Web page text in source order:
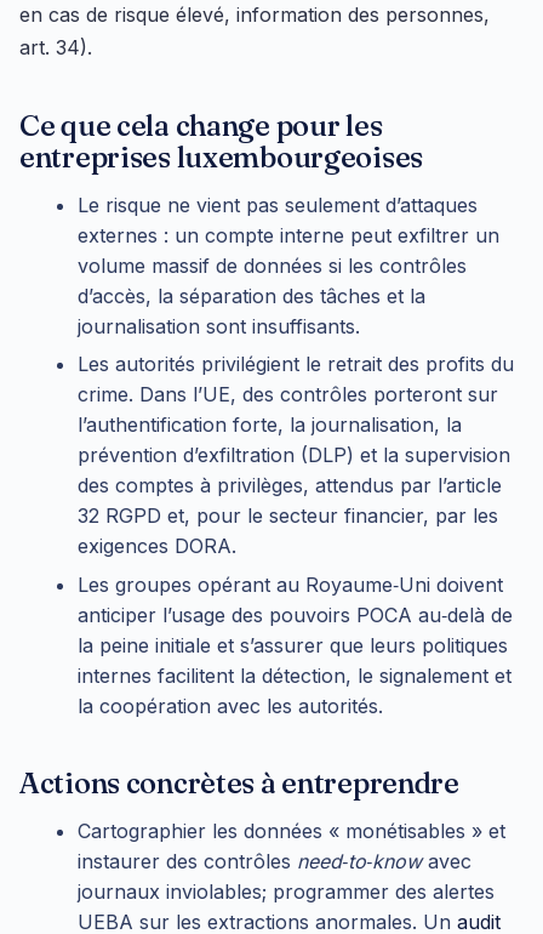
en cas de risque élevé, information des personnes,
art. 34).
Ce que cela change pour les
entreprises luxembourgeoises
Le risque ne vient pas seulement d’attaques
externes : un compte interne peut exfiltrer un
volume massif de données si les contrôles
d’accès, la séparation des tâches et la
journalisation sont insuffisants.
Les autorités privilégient le retrait des profits du
crime. Dans l’UE, des contrôles porteront sur
l’authentification forte, la journalisation, la
prévention d’exfiltration (DLP) et la supervision
des comptes à privilèges, attendus par l’article
32 RGPD et, pour le secteur financier, par les
exigences DORA.
Les groupes opérant au Royaume‑Uni doivent
anticiper l’usage des pouvoirs POCA au‑delà de
la peine initiale et s’assurer que leurs politiques
internes facilitent la détection, le signalement et
la coopération avec les autorités.
Actions concrètes à entreprendre
Cartographier les données « monétisables » et
instaurer des contrôles need‑to‑knowavec
journaux inviolables; programmer des alertes
UEBA sur les extractions anormales. Un audit